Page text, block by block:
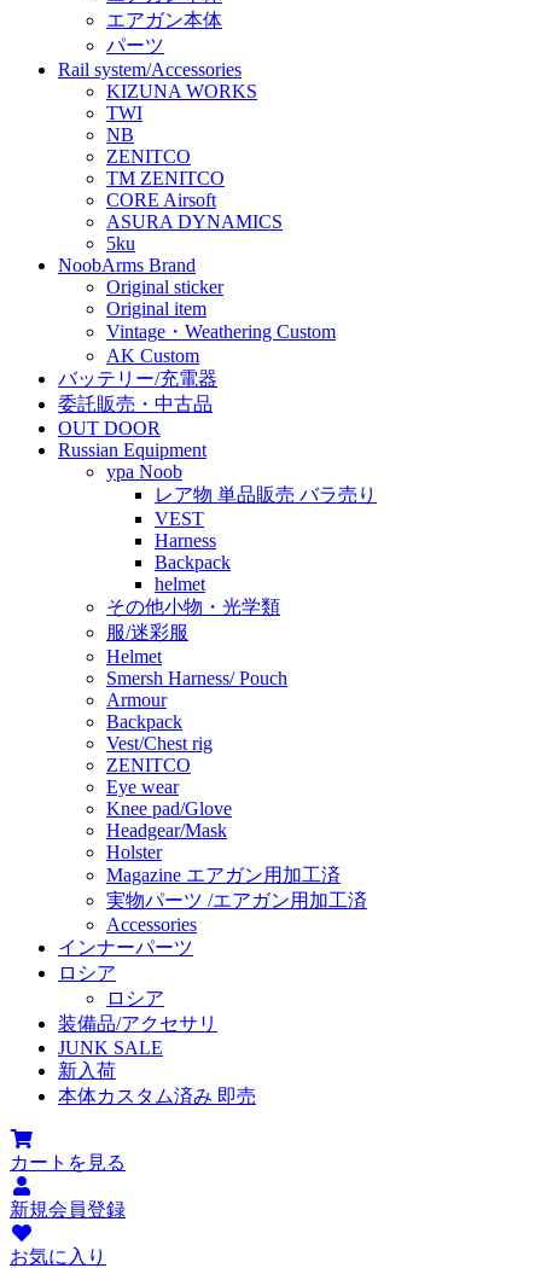
エアガン本体
パーツ
Rail system/Accessories
KIZUNA WORKS
TWI
NB
ZENITCO
TM ZENITCO
CORE Airsoft
ASURA DYNAMICS
5ku
NoobArms Brand
Original sticker
Original item
Vintage・Weathering Custom
AK Custom
バッテリー/充電器
委託販売・中古品
OUT DOOR
Russian Equipment
ypa Noob
レア物 単品販売 バラ売り
VEST
Harness
Backpack
helmet
その他小物・光学類
服/迷彩服
Helmet
Smersh Harness/ Pouch
Armour
Backpack
Vest/Chest rig
ZENITCO
Eye wear
Knee pad/Glove
Headgear/Mask
Holster
Magazine エアガン用加工済
実物パーツ /エアガン用加工済
Accessories
インナーパーツ
ロシア
ロシア
装備品/アクセサリ
JUNK SALE
新入荷
本体カスタム済み 即売
カートを見る
新規会員登録
お気に入り